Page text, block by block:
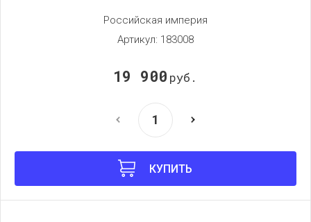
Российская империя
Артикул: 183008
19 900 руб.
КУПИТЬ